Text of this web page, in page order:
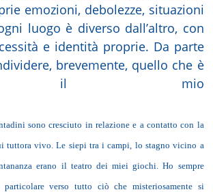
emozioni, debolezze, situazioni
luogo è diverso dall’altro, con
e identità proprie. Da parte
brevemente, quello che è
il mio
sono cresciuto in relazione e a contatto con la
tuttora vivo. Le siepi tra i campi, lo stagno vicino a
erano il teatro dei miei giochi. Ho sempre
particolare verso tutto ciò che misteriosamente si